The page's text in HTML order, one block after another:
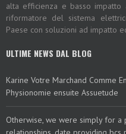
alta efficienza e basso impatto
riformatore del sistema
Paese con soluzioni ad impatto
ULTIME NEWS DAL BLOG
Karine Votre Marchand Comme
Physionomie ensuite Assuetude
Otherwise, we were simply for